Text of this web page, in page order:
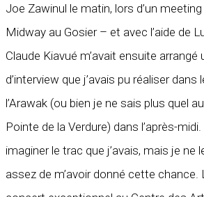
Joe Zawinul le matin, lors d’un
Midway au Gosier – et avec l’aide de
Claude Kiavué m’avait ensuite arrangé
d’interview que j’avais pu réaliser dans
l’Arawak (ou bien je ne sais plus quel
Pointe de la Verdure) dans l’après-
imaginer le trac que j’avais, mais je ne
assez de m’avoir donné cette chance.